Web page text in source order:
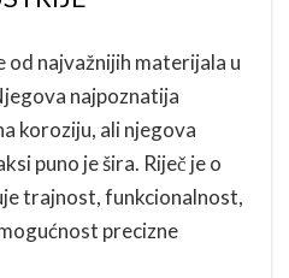
od najvažnijih materijala u
najpoznatija
koroziju, ali njegova
puno je šira. Riječ je o
trajnost, funkcionalnost,
precizne